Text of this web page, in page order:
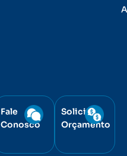
Fale
Conosco
Solicite
Orçamento